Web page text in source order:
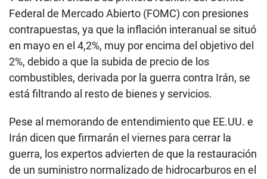
Federal de Mercado Abierto (FOMC) con presiones
contrapuestas, ya que la inflación interanual se situó
en mayo en el 4,2%, muy por encima del objetivo del
2%, debido a que la subida de precio de los
combustibles, derivada por la guerra contra Irán, se
está filtrando al resto de bienes y servicios.
Pese al memorando de entendimiento que EE.UU. e
Irán dicen que firmarán el viernes para cerrar la
guerra, los expertos advierten de que la restauración
de un suministro normalizado de hidrocarburos en el